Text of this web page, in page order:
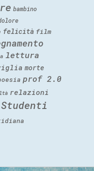
bambino
felicità film
lettura
morte
prof 2.0
relazioni
Studenti